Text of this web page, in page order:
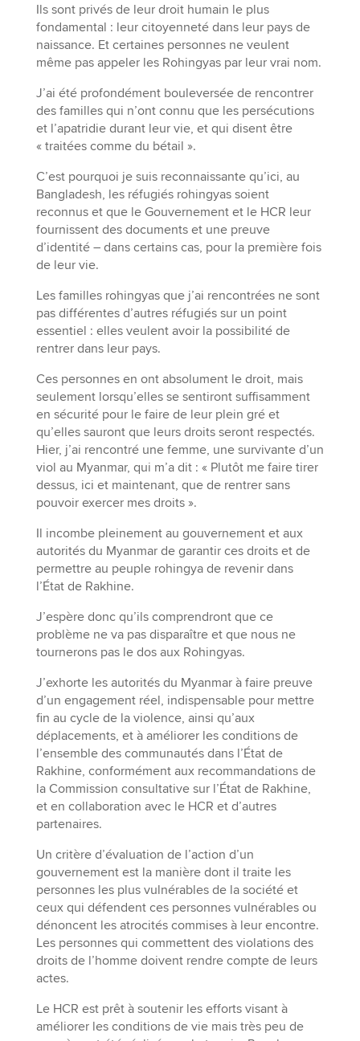
Ils sont privés de leur droit humain le plus
fondamental : leur citoyenneté dans leur pays de
naissance. Et certaines personnes ne veulent
même pas appeler les Rohingyas par leur vrai nom.
J’ai été profondément bouleversée de rencontrer
des familles qui n’ont connu que les persécutions
et l’apatridie durant leur vie, et qui disent être
« traitées comme du bétail ».
C’est pourquoi je suis reconnaissante qu’ici, au
Bangladesh, les réfugiés rohingyas soient
reconnus et que le Gouvernement et le HCR leur
fournissent des documents et une preuve
d’identité – dans certains cas, pour la première fois
de leur vie.
Les familles rohingyas que j’ai rencontrées ne sont
pas différentes d’autres réfugiés sur un point
essentiel : elles veulent avoir la possibilité de
rentrer dans leur pays.
Ces personnes en ont absolument le droit, mais
seulement lorsqu’elles se sentiront suffisamment
en sécurité pour le faire de leur plein gré et
qu’elles sauront que leurs droits seront respectés.
Hier, j’ai rencontré une femme, une survivante d’un
viol au Myanmar, qui m’a dit : « Plutôt me faire tirer
dessus, ici et maintenant, que de rentrer sans
pouvoir exercer mes droits ».
Il incombe pleinement au gouvernement et aux
autorités du Myanmar de garantir ces droits et de
permettre au peuple rohingya de revenir dans
l’État de Rakhine.
J’espère donc qu’ils comprendront que ce
problème ne va pas disparaître et que nous ne
tournerons pas le dos aux Rohingyas.
J’exhorte les autorités du Myanmar à faire preuve
d’un engagement réel, indispensable pour mettre
fin au cycle de la violence, ainsi qu’aux
déplacements, et à améliorer les conditions de
l’ensemble des communautés dans l’État de
Rakhine, conformément aux recommandations de
la Commission consultative sur l’État de Rakhine,
et en collaboration avec le HCR et d’autres
partenaires.
Un critère d’évaluation de l’action d’un
gouvernement est la manière dont il traite les
personnes les plus vulnérables de la société et
ceux qui défendent ces personnes vulnérables ou
dénoncent les atrocités commises à leur encontre.
Les personnes qui commettent des violations des
droits de l’homme doivent rendre compte de leurs
actes.
Le HCR est prêt à soutenir les efforts visant à
améliorer les conditions de vie mais très peu de